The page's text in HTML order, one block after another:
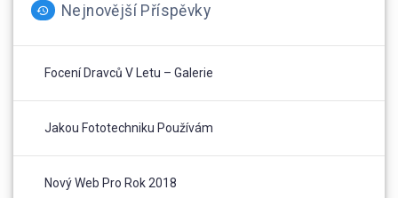
Nejnovější Příspěvky
Focení Dravců V Letu – Galerie
Jakou Fototechniku Používám
Nový Web Pro Rok 2018